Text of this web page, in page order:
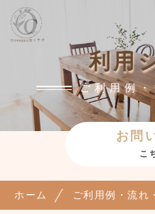
利用
ご利用例
お問
こ
ホーム ご利用例・流れ